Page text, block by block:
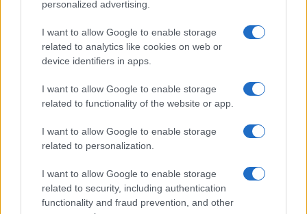
personalized advertising.
I want to allow Google to enable storage
related to analytics like cookies on web or
device identifiers in apps.
I want to allow Google to enable storage
related to functionality of the website or app.
I want to allow Google to enable storage
related to personalization.
I want to allow Google to enable storage
related to security, including authentication
functionality and fraud prevention, and other
À lire aussi
ACTUALITÉ
Rétablir la Sécurité Après un Cambriolage : Solutions Rapides